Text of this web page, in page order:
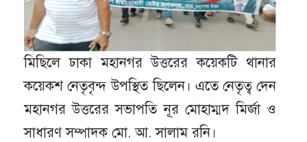
মিছিলে ঢাকা মহানগর উত্তরের কয়েকটি থানার
কয়েকশ নেতৃবৃন্দ উপস্থিত ছিলেন। এতে নেতৃত্ব দেন
মহানগর উত্তরের সভাপতি নূর মোহাম্মদ মির্জা ও
সাধারণ সম্পাদক মো. আ. সালাম রনি।